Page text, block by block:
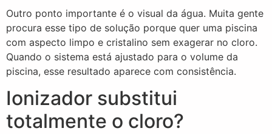
Outro ponto importante é o visual da água. Muita gente
procura esse tipo de solução porque quer uma piscina
com aspecto limpo e cristalino sem exagerar no cloro.
Quando o sistema está ajustado para o volume da
piscina, esse resultado aparece com consistência.
Ionizador substitui
totalmente o cloro?